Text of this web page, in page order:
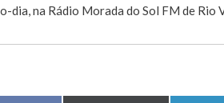
dia, na Rádio Morada do Sol FM de Rio